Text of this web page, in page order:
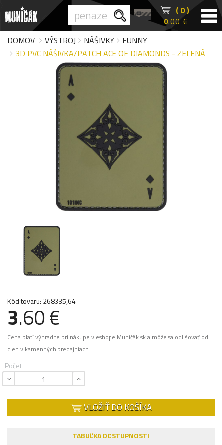
( 0 )
0.00 €
DOMOV
VÝSTROJ NÁŠIVKY
FUNNY
3D PVC NÁŠIVKA/PATCH ACE OF DIAMONDS - ZELENÁ
Kód tovaru: 268335,64
3.60 €
Cena platí výhradne pri nákupe v eshope Muničák.sk a môže sa odlišovať od
cien v kamenných predajniach.
Počet
VLOŽIŤ DO KOŠÍKA
TABUĽKA DOSTUPNOSTI